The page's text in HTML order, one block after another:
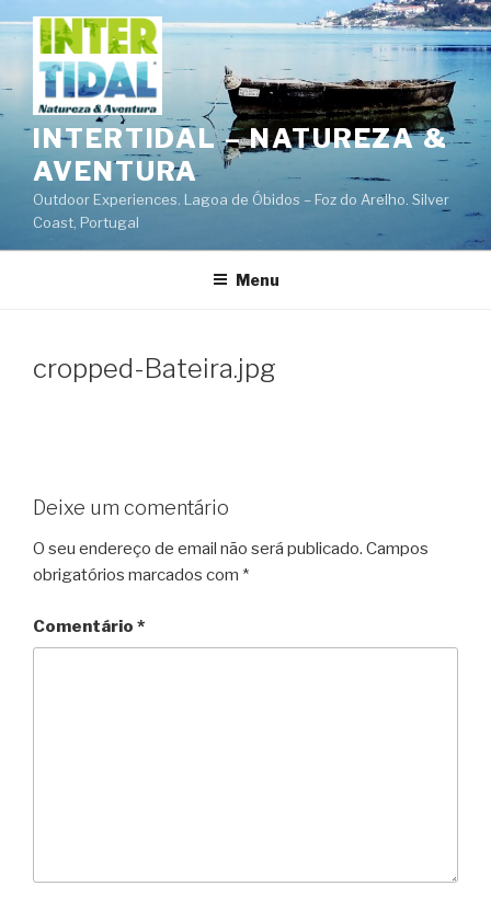
Saltar
para
conteúdo
INTERTIDAL – NATUREZA &
AVENTURA
Outdoor Experiences. Lagoa de Óbidos – Foz do Arelho. Silver
Coast, Portugal
Menu
cropped-Bateira.jpg
Deixe um comentário
O seu endereço de email não será publicado. Campos
obrigatórios marcados com *
Comentário *